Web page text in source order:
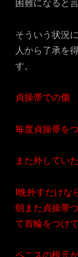
困難になると
そういう状況
人から了承を
す。
貞操帯での傷
毎度貞操帯を
また外してい
1晩外すだけな
朝また貞操帯
て首輪をつけ